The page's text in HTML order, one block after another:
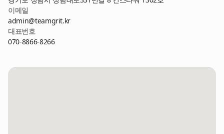
이메일
admin@teamgrit.kr
대표번호
070-8866-8266